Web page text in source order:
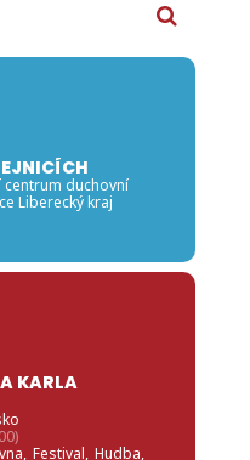
duchovní